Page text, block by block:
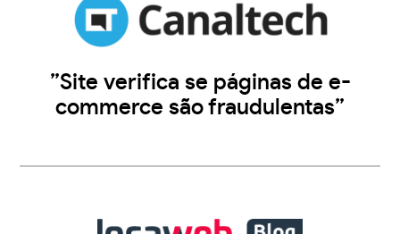
”Site verifica se páginas de e-
commerce são fraudulentas”